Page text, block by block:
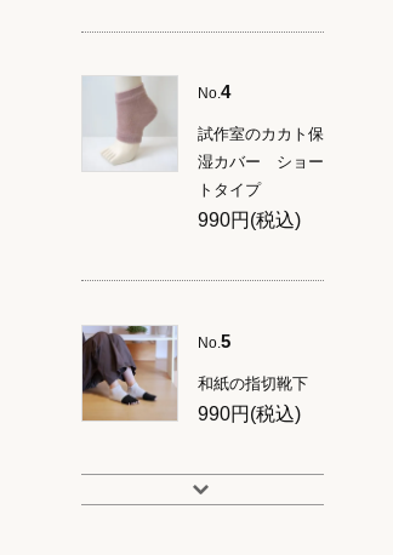
No.4
試作室のカカト保
湿カバー ショー
トタイプ
990円(税込)
No.5
和紙の指切靴下
990円(税込)